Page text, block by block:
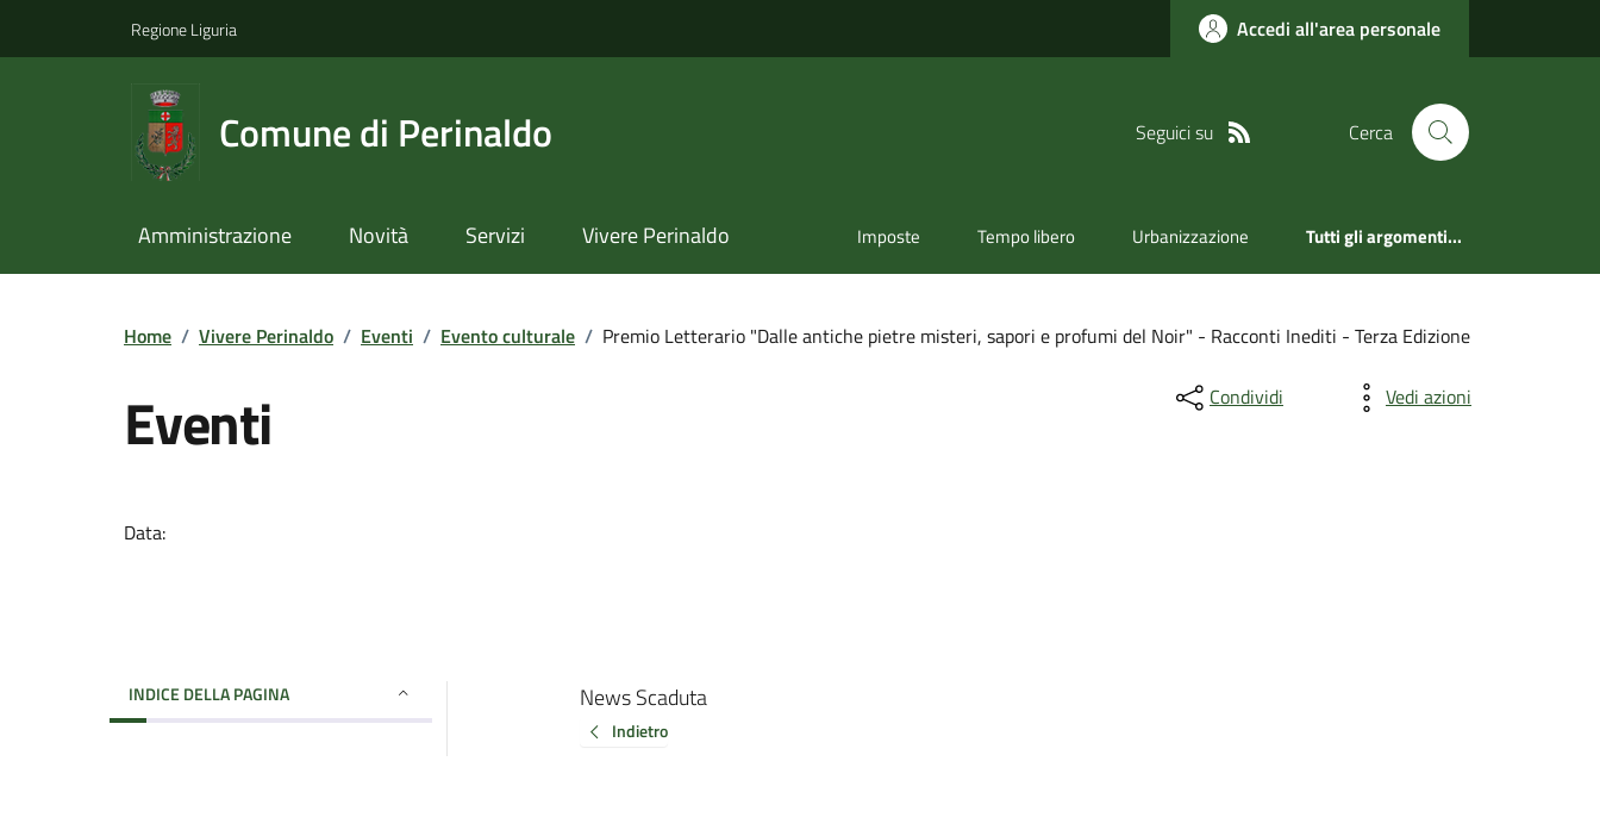
Regione Liguria Accedi all'area personale
Comune di Perinaldo Seguici su Cerca
Amministrazione Novità Servizi Vivere Perinaldo Imposte Tempo libero Urbanizzazione Tutti gli argomenti...
Home / Vivere Perinaldo / Eventi / Evento culturale / Premio Letterario "Dalle antiche pietre misteri, sapori e profumi del Noir" - Racconti Inediti - Terza Edizione
Eventi
Data:
Condividi Vedi azioni
INDICE DELLA PAGINA News Scaduta
Indietro